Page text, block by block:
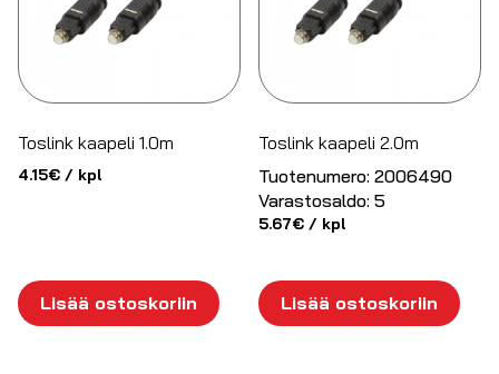
Toslink kaapeli 1.0m
4.15€ / kpl
Lisää ostoskoriin
Toslink kaapeli 2.0m
Tuotenumero: 2006490
Varastosaldo: 5
5.67€ / kpl
Lisää ostoskoriin